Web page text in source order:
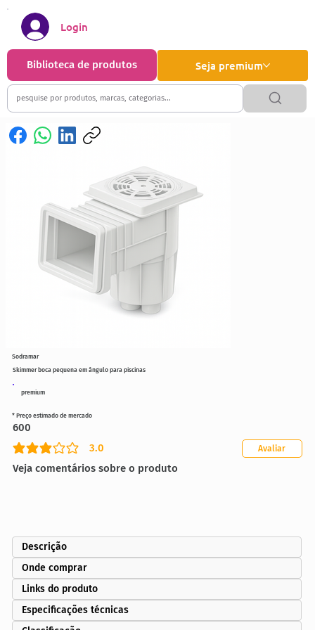
Seja premium
Biblioteca de produtos
Login
premium
Skimmer boca pequena em ângulo para piscinas
3.0
classificação média é 3 de 5
Veja comentários sobre o produto
Avaliar
* Preço estimado de mercado
600
Sodramar
Descrição
Onde comprar
Links do produto
Especificações técnicas